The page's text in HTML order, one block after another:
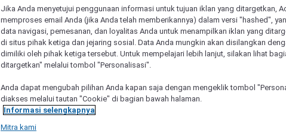
Jika Anda menyetujui penggunaan informasi untuk tujuan iklan yang ditargetkan,
memproses email Anda (jika Anda telah memberikannya) dalam versi "hashed",
data navigasi, pemesanan, dan loyalitas Anda untuk menampilkan iklan yang
di situs pihak ketiga dan jejaring sosial. Data Anda mungkin akan disilangkan
dimiliki oleh pihak ketiga tersebut. Untuk mempelajari lebih lanjut, silakan lihat
ditargetkan" melalui tombol "Personalisasi".
Anda dapat mengubah pilihan Anda kapan saja dengan mengeklik tombol
diakses melalui tautan "Cookie" di bagian bawah halaman.
Informasi selengkapnya
Mitra kami